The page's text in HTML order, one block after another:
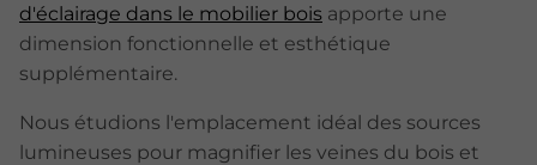
d'éclairage dans le mobilier bois apporte une
dimension fonctionnelle et esthétique
supplémentaire.
Nous étudions l'emplacement idéal des sources
lumineuses pour magnifier les veines du bois et